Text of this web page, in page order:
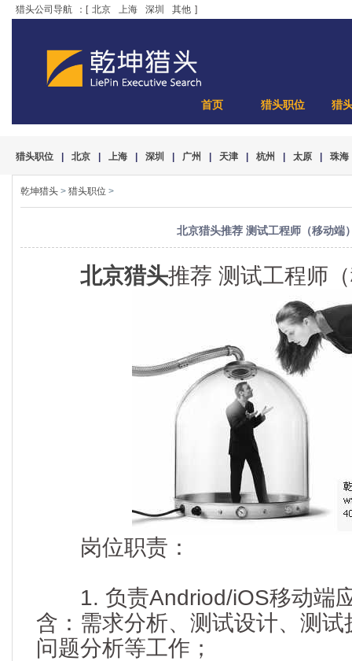
猎头公司导航 ：[ 北京 上海 深圳 其他 ]
首页 猎头职位 猎
猎头职位 北京 上海 深圳 广州 天津 杭州 太原 珠海
乾坤猎头 > 猎头职位 >
北京猎头推荐 测试工程师（移动端
北京猎头推荐 测试工程师
岗位职责：
1. 负责Andriod/iOS移动端
含：需求分析、测试设计、测
问题分析等工作；